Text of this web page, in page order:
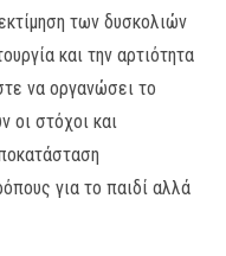
των δυσκολιών
και την αρτιότητα
να οργανώσει το
οι στόχοι και
για το παιδί αλλά